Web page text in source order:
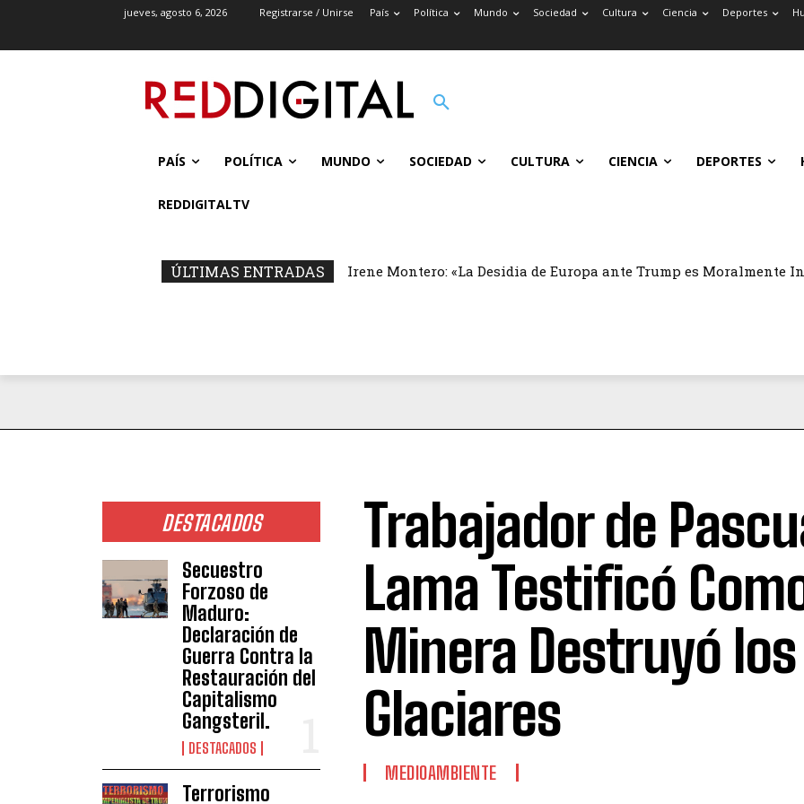
jueves, agosto 6, 2026 Registrarse / Unirse País Política Mundo Sociedad Cultura Ciencia Deportes
PAÍS POLÍTICA MUNDO SOCIEDAD CULTURA CIENCIA DEPORTES
REDDIGITALTV
ÚLTIMAS ENTRADAS Irene Montero: «La Desidia de Europa ante Trump es Moralmente
DESTACADOS
Secuestro
Forzoso de
Maduro:
Declaración de
Guerra Contra la
Restauración del
Capitalismo
Gangsteril.
DESTACADOS
Terrorismo
Trabajador de
Lama Testificó
Minera Destruyó los
Glaciares
MEDIOAMBIENTE